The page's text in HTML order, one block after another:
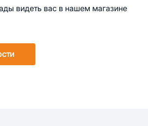
видеть вас в нашем магазине